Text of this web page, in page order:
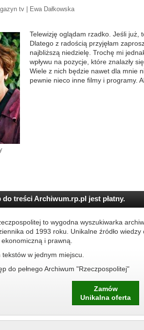
tv | Ewa Dałkowska
Telewizję oglądam rzadko. Jeśli już,
Dlatego z radością przyjęłam
najbliższą niedzielę. Trochę mi
wpływu na pozycje, które znalazły
Wiele z nich będzie nawet dla mnie
pewnie nieco inne filmy i programy.
do treści Archiwum.rp.pl jest płatny.
to wygodna wyszukiwarka
od 1993 roku. Unikalne źródło
i prawną.
w jednym miejscu.
do pełnego Archiwum "Rzeczpospolitej"
Zamów
Unikalna oferta